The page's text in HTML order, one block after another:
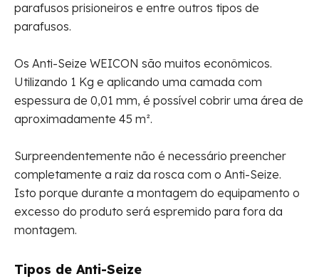
parafusos prisioneiros e entre outros tipos de
parafusos.
Os Anti-Seize WEICON são muitos econômicos.
Utilizando 1 Kg e aplicando uma camada com
espessura de 0,01 mm, é possível cobrir uma área de
aproximadamente 45 m².
Surpreendentemente não é necessário preencher
completamente a raiz da rosca com o Anti-Seize.
Isto porque durante a montagem do equipamento o
excesso do produto será espremido para fora da
montagem.
Tipos de Anti-Seize